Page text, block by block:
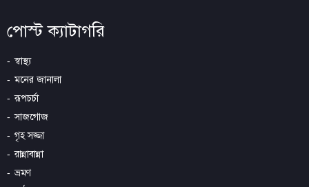
পোস্ট ক্যাটাগরি
স্বাস্থ্য
মনের জানালা
রূপচর্চা
সাজগোজ
গৃহ সজ্জা
রান্নাবান্না
ভ্রমণ